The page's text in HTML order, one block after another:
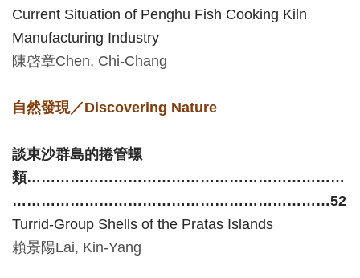
聲
明
首
友
措
施
Current Situation of Penghu Fish Cooking Kiln
Manufacturing Industry
陳啓章Chen, Chi-Chang
自然發現／Discovering Nature
談東沙群島的捲管螺
類…………………………………………………………
…………………………………………………………52
Turrid-Group Shells of the Pratas Islands
賴景陽Lai, Kin-Yang